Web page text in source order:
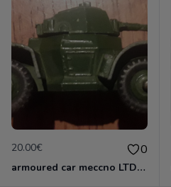
20.00€ 0
armoured car meccno LTD N°670